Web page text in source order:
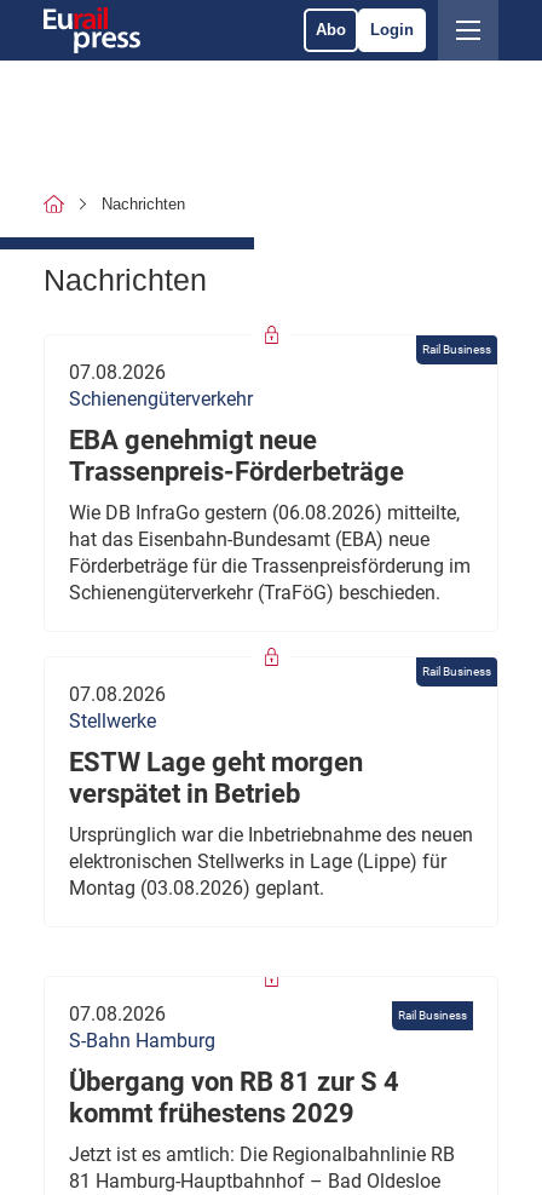
Abo Login
Nachrichten
Nachrichten
Rail Business
07.08.2026
Schienengüterverkehr
EBA genehmigt neue
Trassenpreis-Förderbeträge
Wie DB InfraGo gestern (06.08.2026) mitteilte,
hat das Eisenbahn-Bundesamt (EBA) neue
Förderbeträge für die Trassenpreisförderung im
Schienengüterverkehr (TraFöG) beschieden.
Rail Business
07.08.2026
Stellwerke
ESTW Lage geht morgen
verspätet in Betrieb
Ursprünglich war die Inbetriebnahme des neuen
elektronischen Stellwerks in Lage (Lippe) für
Montag (03.08.2026) geplant.
Rail Business
07.08.2026
S-Bahn Hamburg
Übergang von RB 81 zur S 4
kommt frühestens 2029
Jetzt ist es amtlich: Die Regionalbahnlinie RB
81 Hamburg-Hauptbahnhof – Bad Oldesloe